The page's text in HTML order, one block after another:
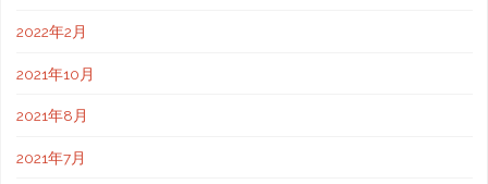
2022年2月
2021年10月
2021年8月
2021年7月